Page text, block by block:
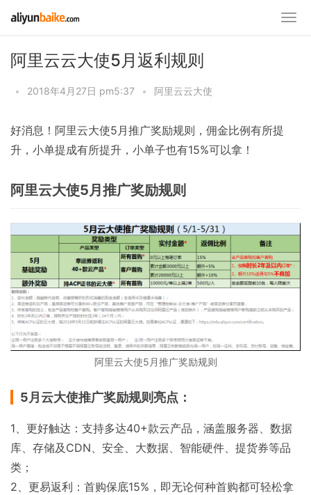
阿里云云大使5月返利规则
• 2018年4月27日 pm5:37 • 阿里云云大使
好消息！阿里云大使5月推广奖励规则，佣金比例有所提
升，小单提成有所提升，小单子也有15%可以拿！
阿里云大使5月推广奖励规则
阿里云大使5月推广奖励规则
5月云大使推广奖励规则亮点：
1、更好触达：支持多达40+款云产品，涵盖服务器、数据
库、存储及CDN、安全、大数据、智能硬件、提货券等品
类；
2、更易返利：首购保底15%，即无论何种首购都可轻松拿